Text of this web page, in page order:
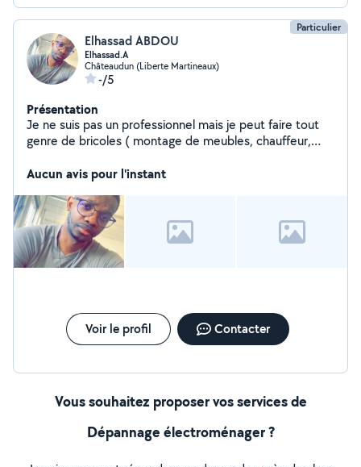
Particulier
Elhassad ABDOU
Elhassad.A
Châteaudun (Liberte Martineaux)
-/5
Présentation
Je ne suis pas un professionnel mais je peut faire tout
genre de bricoles ( montage de meubles, chauffeur,
suis animateur et directeur des centres de loisirs et
Aucun avis pour l'instant
Voir le profil Contacter
Vous souhaitez proposer vos services de
Dépannage électroménager ?